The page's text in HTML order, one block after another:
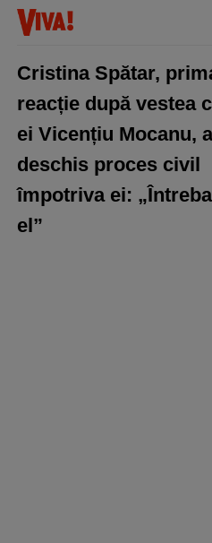
Cristina Spătar,
reacție după vestea
ei Vicențiu Mocanu, a
deschis proces civil
împotriva ei:
el”